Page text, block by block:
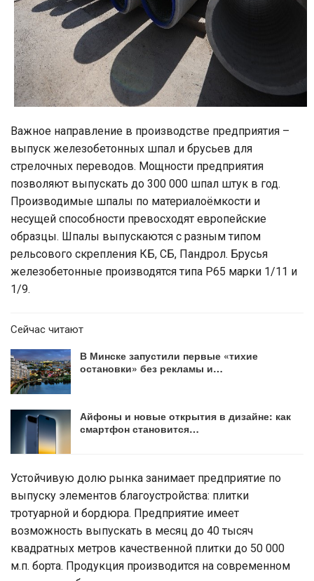
Важное направление в производстве предприятия –
выпуск железобетонных шпал и брусьев для
стрелочных переводов. Мощности предприятия
позволяют выпускать до 300 000 шпал штук в год.
Производимые шпалы по материалоёмкости и
несущей способности превосходят европейские
образцы. Шпалы выпускаются с разным типом
рельсового скрепления КБ, СБ, Пандрол. Брусья
железобетонные производятся типа Р65 марки 1/11 и
1/9.
Сейчас читают
В Минске запустили первые «тихие
остановки» без рекламы и…
Айфоны и новые открытия в дизайне: как
смартфон становится…
Устойчивую долю рынка занимает предприятие по
выпуску элементов благоустройства: плитки
тротуарной и бордюра. Предприятие имеет
возможность выпускать в месяц до 40 тысяч
квадратных метров качественной плитки до 50 000
м.п. борта. Продукция производится на современном